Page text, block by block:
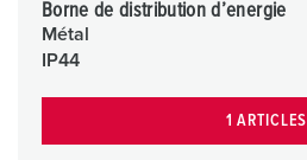
Borne de distribution d’energie
Métal
IP44
1 ARTICLES